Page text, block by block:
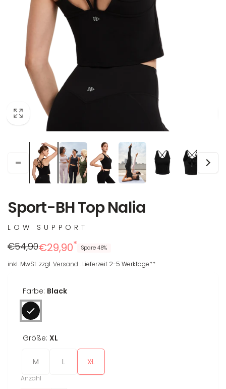
Sport-BH Top Nalia
LOW SUPPORT
Regulärer
Preis
€54,90
Reduzierter
Preis
€29,90* Spare 46%
inkl. MwSt. zzgl.Versand . Lieferzeit 2-5 Werktage**
Farbe: Black
Größe: XL
M L XL
Anzahl